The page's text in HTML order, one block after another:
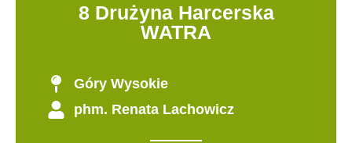
8 Drużyna Harcerska
WATRA
Góry Wysokie
phm. Renata Lachowicz